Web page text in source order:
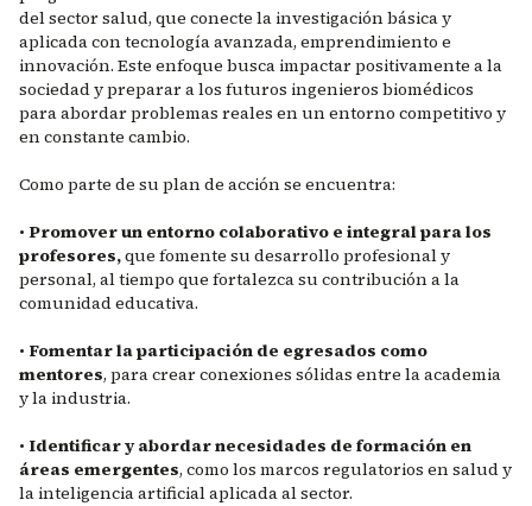
del sector salud, que conecte la investigación básica y
aplicada con tecnología avanzada, emprendimiento e
innovación. Este enfoque busca impactar positivamente a la
sociedad y preparar a los futuros ingenieros biomédicos
para abordar problemas reales en un entorno competitivo y
en constante cambio.
Como parte de su plan de acción se encuentra:
• Promover un entorno colaborativo e integral para los
profesores,que fomente su desarrollo profesional y
personal, al tiempo que fortalezca su contribución a la
comunidad educativa.
• Fomentar la participación de egresados como
mentores, para crear conexiones sólidas entre la academia
y la industria.
• Identificar y abordar necesidades de formación en
áreas emergentes, como los marcos regulatorios en salud y
la inteligencia artificial aplicada al sector.